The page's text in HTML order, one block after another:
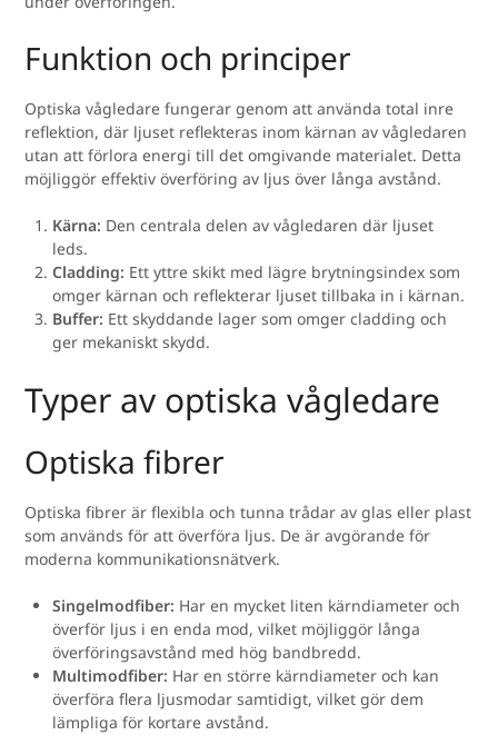
Funktion och principer
Optiska vågledare fungerar genom att använda total inre
reflektion, där ljuset reflekteras inom kärnan av vågledaren
utan att förlora energi till det omgivande materialet. Detta
möjliggör effektiv överföring av ljus över långa avstånd.
Kärna: Den centrala delen av vågledaren där ljuset
leds.
Cladding: Ett yttre skikt med lägre brytningsindex som
omger kärnan och reflekterar ljuset tillbaka in i kärnan.
Buffer: Ett skyddande lager som omger cladding och
ger mekaniskt skydd.
Typer av optiska vågledare
Optiska fibrer
Optiska fibrer är flexibla och tunna trådar av glas eller plast
som används för att överföra ljus. De är avgörande för
moderna kommunikationsnätverk.
Singelmodfiber: Har en mycket liten kärndiameter och
överför ljus i en enda mod, vilket möjliggör långa
överföringsavstånd med hög bandbredd.
Multimodfiber: Har en större kärndiameter och kan
överföra flera ljusmodar samtidigt, vilket gör dem
lämpliga för kortare avstånd.